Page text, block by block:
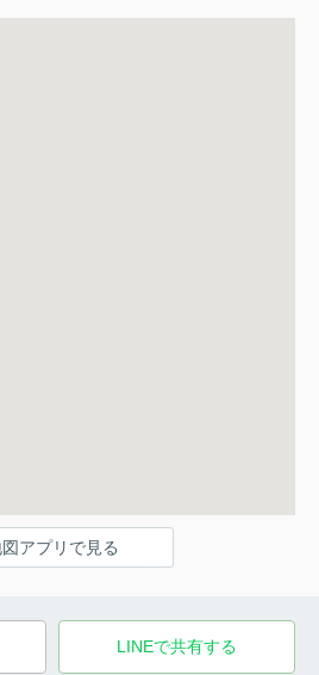
アプリで見る
LINEで共有する